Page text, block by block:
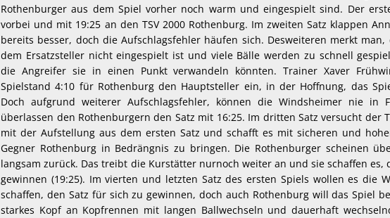
Rothenburger aus dem Spiel vorher noch warm und eingespielt sind. Der
vorbei und mit 19:25 an den TSV 2000 Rothenburg. Im zweiten Satz klappen
bereits besser, doch die Aufschlagsfehler häufen sich. Desweiteren merkt man,
dem Ersatzsteller nicht eingespielt ist und viele Bälle werden zu schnell
die Angreifer sie in einen Punkt verwandeln könnten. Trainer Xaver
Spielstand 4:10 für Rothenburg den Hauptsteller ein, in der Hoffnung, das
Doch aufgrund weiterer Aufschlagsfehler, können die Windsheimer nie in
überlassen den Rothenburgern den Satz mit 16:25. Im dritten Satz versucht der
mit der Aufstellung aus dem ersten Satz und schafft es mit sicheren und
Gegner Rothenburg in Bedrängnis zu bringen. Die Rothenburger scheinen
langsam zurück. Das treibt die Kurstätter nurnoch weiter an und sie schaffen es,
gewinnen (19:25). Im vierten und letzten Satz des ersten Spiels wollen es die
schaffen, den Satz für sich zu gewinnen, doch auch Rothenburg will das Spiel
starkes Kopf an Kopfrennen mit langen Ballwechseln und dauerhaft